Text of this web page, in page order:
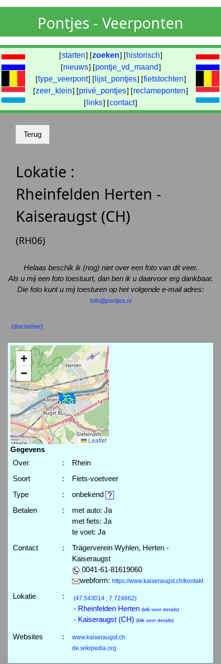
Pontjes - Veerponten
[starten] [zoeken] [ historisch]
[nieuws] [pontje_vd_maand]
[type_veerpont] [ lijst_pontjes] [fietstochten]
[zeer_klein] [privé_pontjes] [reclameponten]
[ links] [contact]
Lokatie :
Rheinfelden Herten -
Kaiseraugst (CH)
(RH06)
Helaas beschik ik (nog) niet over een foto van dit veer.
Als u mij een foto toestuurt, dan ben ik u daarvoor erg dankbaar.
Die foto kunt u mij toesturen op het volgende e-mail adres:
info@pontjes.nl
(disclaimer)
+
−
Leaflet
Gegevens
Over
:
Rhein
Soort
:
Fiets-voetveer
Type
:
onbekend
Betalen
:
met auto: Ja
met fiets: Ja
te voet: Ja
Contact
:
Trägerverein Wyhlen, Herten -
Kaiseraugst
0041-61-81619060
webform: https://www.kaiseraugst.ch/kontakt
Lokatie : (47.543014 , 7.724662)
- Rheinfelden Herten (klik voor details)
- Kaiseraugst (CH) (klik voor details)
Websites :
www.kaiseraugst.ch
de.wikipedia.org